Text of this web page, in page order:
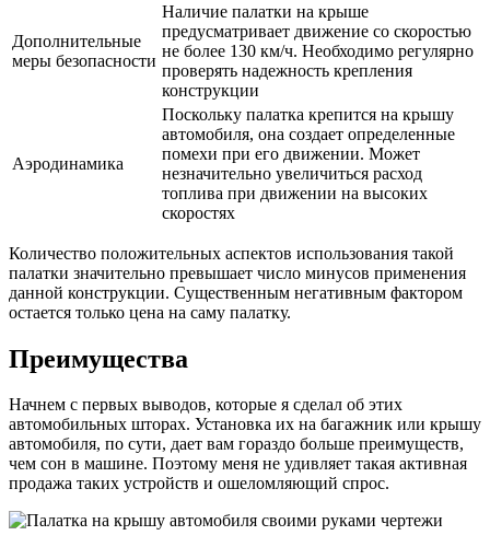
Дополнительные
меры безопасности
Наличие палатки на крыше
предусматривает движение со скоростью
не более 130 км/ч. Необходимо регулярно
проверять надежность крепления
конструкции
Аэродинамика
Поскольку палатка крепится на крышу
автомобиля, она создает определенные
помехи при его движении. Может
незначительно увеличиться расход
топлива при движении на высоких
скоростях
Количество положительных аспектов использования такой
палатки значительно превышает число минусов применения
данной конструкции. Существенным негативным фактором
остается только цена на саму палатку.
Преимущества
Начнем с первых выводов, которые я сделал об этих
автомобильных шторах. Установка их на багажник или крышу
автомобиля, по сути, дает вам гораздо больше преимуществ,
чем сон в машине. Поэтому меня не удивляет такая активная
продажа таких устройств и ошеломляющий спрос.